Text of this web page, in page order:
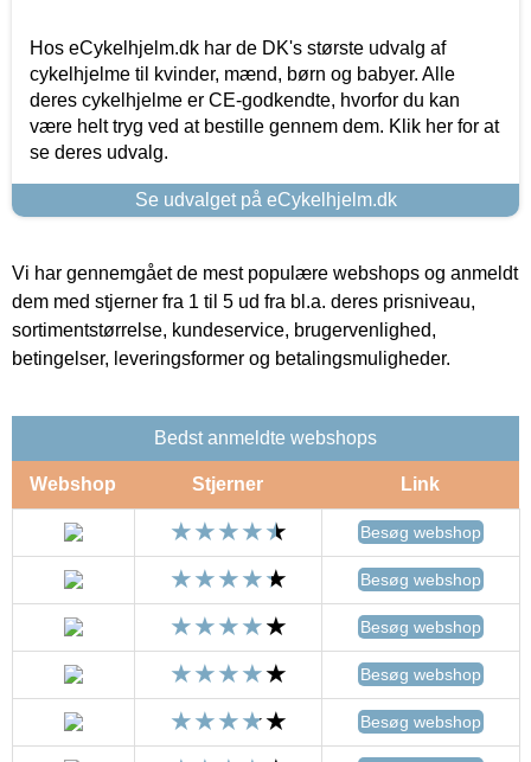
Hos eCykelhjelm.dk har de DK's største udvalg af
cykelhjelme til kvinder, mænd, børn og babyer. Alle
deres cykelhjelme er CE-godkendte, hvorfor du kan
være helt tryg ved at bestille gennem dem. Klik her for at
se deres udvalg.
Se udvalget på eCykelhjelm.dk
Vi har gennemgået de mest populære webshops og anmeldt
dem med stjerner fra 1 til 5 ud fra bl.a. deres prisniveau,
sortimentstørrelse, kundeservice, brugervenlighed,
betingelser, leveringsformer og betalingsmuligheder.
Bedst anmeldte webshops
Webshop Stjerner Link
Besøg webshop
Besøg webshop
Besøg webshop
Besøg webshop
Besøg webshop